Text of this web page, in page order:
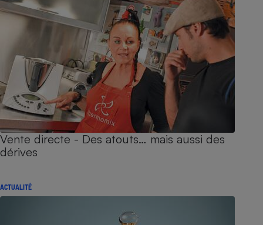
Vente directe - Des atouts… mais aussi des
dérives
ACTUALITÉ